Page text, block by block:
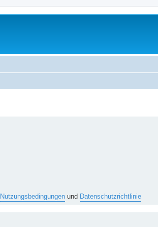
Nutzungsbedingungen und Datenschutzrichtlinie